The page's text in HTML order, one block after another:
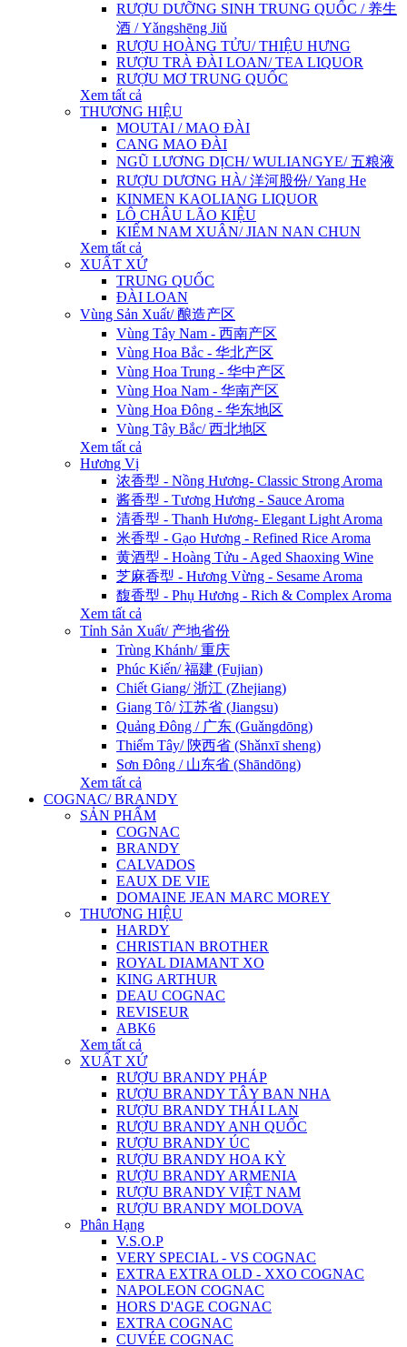
RƯỢU DƯỠNG SINH TRUNG QUỐC / 养生
酒 / Yǎngshēng Jiǔ
RƯỢU HOÀNG TỬU/ THIỆU HƯNG
RƯỢU TRÀ ĐÀI LOAN/ TEA LIQUOR
RƯỢU MƠ TRUNG QUỐC
Xem tất cả
THƯƠNG HIỆU
MOUTAI / MAO ĐÀI
CANG MAO ĐÀI
NGŨ LƯƠNG DỊCH/ WULIANGYE/ 五粮液
RƯỢU DƯƠNG HÀ/ 洋河股份/ Yang He
KINMEN KAOLIANG LIQUOR
LÔ CHÂU LÃO KIỆU
KIẾM NAM XUÂN/ JIAN NAN CHUN
Xem tất cả
XUẤT XỨ
TRUNG QUỐC
ĐÀI LOAN
Vùng Sản Xuất/ 酿造产区
Vùng Tây Nam - 西南产区
Vùng Hoa Bắc - 华北产区
Vùng Hoa Trung - 华中产区
Vùng Hoa Nam - 华南产区
Vùng Hoa Đông - 华东地区
Vùng Tây Bắc/ 西北地区
Xem tất cả
Hương Vị
浓香型 - Nồng Hương- Classic Strong Aroma
酱香型 - Tương Hương - Sauce Aroma
清香型 - Thanh Hương- Elegant Light Aroma
米香型 - Gạo Hương - Refined Rice Aroma
黄酒型 - Hoàng Tửu - Aged Shaoxing Wine
芝麻香型 - Hương Vừng - Sesame Aroma
馥香型 - Phụ Hương - Rich & Complex Aroma
Xem tất cả
Tỉnh Sản Xuất/ 产地省份
Trùng Khánh/ 重庆
Phúc Kiến/ 福建 (Fujian)
Chiết Giang/ 浙江 (Zhejiang)
Giang Tô/ 江苏省 (Jiangsu)
Quảng Đông / 广东 (Guǎngdōng)
Thiểm Tây/ 陝西省 (Shǎnxī sheng)
Sơn Đông / 山东省 (Shāndōng)
Xem tất cả
COGNAC/ BRANDY
SẢN PHẨM
COGNAC
BRANDY
CALVADOS
EAUX DE VIE
DOMAINE JEAN MARC MOREY
THƯƠNG HIỆU
HARDY
CHRISTIAN BROTHER
ROYAL DIAMANT XO
KING ARTHUR
DEAU COGNAC
REVISEUR
ABK6
Xem tất cả
XUẤT XỨ
RƯỢU BRANDY PHÁP
RƯỢU BRANDY TÂY BAN NHA
RƯỢU BRANDY THÁI LAN
RƯỢU BRANDY ANH QUỐC
RƯỢU BRANDY ÚC
RƯỢU BRANDY HOA KỲ
RƯỢU BRANDY ARMENIA
RƯỢU BRANDY VIỆT NAM
RƯỢU BRANDY MOLDOVA
Phân Hạng
V.S.O.P
VERY SPECIAL - VS COGNAC
EXTRA EXTRA OLD - XXO COGNAC
NAPOLEON COGNAC
HORS D'AGE COGNAC
EXTRA COGNAC
CUVÉE COGNAC